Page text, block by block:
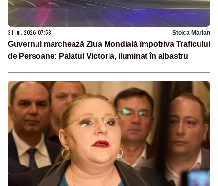
31 iul. 2026, 07:58 Stoica Marian
Guvernul marchează Ziua Mondială împotriva Traficului
de Persoane: Palatul Victoria, iluminat în albastru